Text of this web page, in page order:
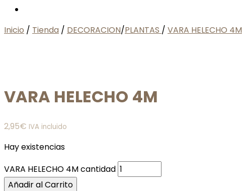
Inicio / Tienda / DECORACION/PLANTAS / VARA HELECHO 4M
VARA HELECHO 4M
2,95€ IVA incluido
Hay existencias
VARA HELECHO 4M cantidad
Añadir al Carrito